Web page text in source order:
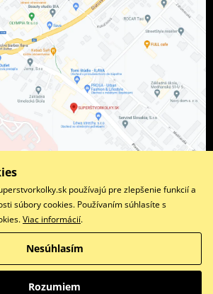
© 2026 www.superstvorkolky.sk
Všetky práva vyhradené
Prepnúť na klasickú verziu
používajú pre zlepšenie funkcií a
súbory cookies. Používaním súhlasíte s
Viac informácií.
Nesúhlasím
Rozumiem